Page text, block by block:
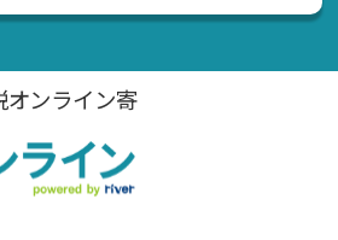
ンライン寄